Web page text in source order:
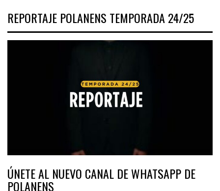
REPORTAJE POLANENS TEMPORADA 24/25
ÚNETE AL NUEVO CANAL DE WHATSAPP DE
POLANENS